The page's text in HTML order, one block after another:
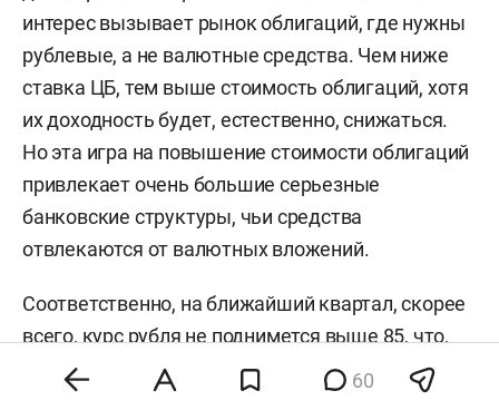
интерес вызывает рынок облигаций, где нужны
рублевые, а не валютные средства. Чем ниже
ставка ЦБ, тем выше стоимость облигаций, хотя
их доходность будет, естественно, снижаться.
Но эта игра на повышение стоимости облигаций
привлекает очень большие серьезные
банковские структуры, чьи средства
отвлекаются от валютных вложений.
Соответственно, на ближайший квартал, скорее
всего, курс рубля не поднимется выше 85, что,
соответственно, отразится и на финансовой
отчетности компании по сравнению с прошлым
60